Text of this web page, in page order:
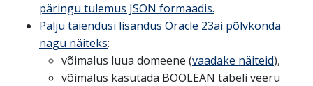
päringu tulemus JSON formaadis.
Palju täiendusi lisandus Oracle 23ai põlvkonda
nagu näiteks:
võimalus luua domeene (vaadake näiteid),
võimalus kasutada BOOLEAN tabeli veeru